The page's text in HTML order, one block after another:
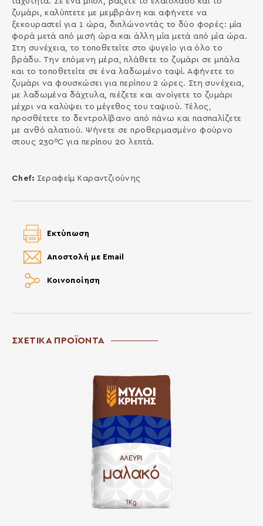
ζυμάρι, καλύπτετε με μεμβράνη και αφήνετε να
ξεκουραστεί για 1 ώρα, διπλώνοντάς το δύο φορές: μία
φορά μετά από μισή ώρα και άλλη μία μετά από μία ώρα.
Στη συνέχεια, το τοποθετείτε στο ψυγείο για όλο το
βράδυ. Την επόμενη μέρα, πλάθετε το ζυμάρι σε μπάλα
και το τοποθετείτε σε ένα λαδωμένο ταψί. Αφήνετε το
ζυμάρι να φουσκώσει για περίπου 2 ώρες. Στη συνέχεια,
με λαδωμένα δάχτυλα, πιέζετε και ανοίγετε το ζυμάρι
μέχρι να καλύψει το μέγεθος του ταψιού. Τέλος,
προσθέτετε το δεντρολίβανο από πάνω και πασπαλίζετε
με ανθό αλατιού. Ψήνετε σε προθερμασμένο φούρνο
στους 230ºC για περίπου 20 λεπτά.
Chef: Σεραφείμ Καραντζιούνης
Κοινοποίηση
Αποστολή με Email
Εκτύπωση
ΣΧΕΤΙΚΑ ΠΡΟΪΟΝΤΑ